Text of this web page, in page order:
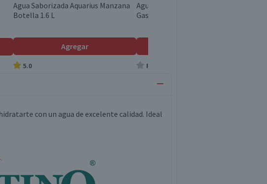
Agua Saborizada Aquarius Manzana
Botella 1.6 L
Agregar
5.0
Agua Saborizada Mas Manzana Sin
Gas 600 ml
Producto sin calificar
con un agua de excelente calidad. Ideal